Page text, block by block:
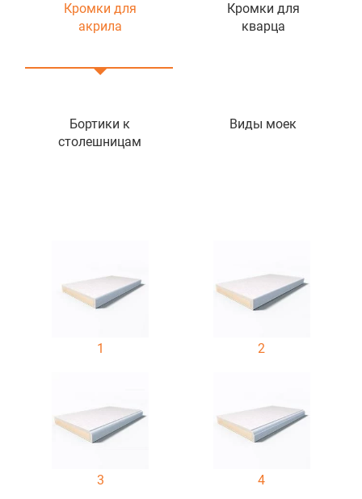
Кромки для
акрила
Кромки для
кварца
Бортики к
столешницам
Виды моек
1 2
3 4